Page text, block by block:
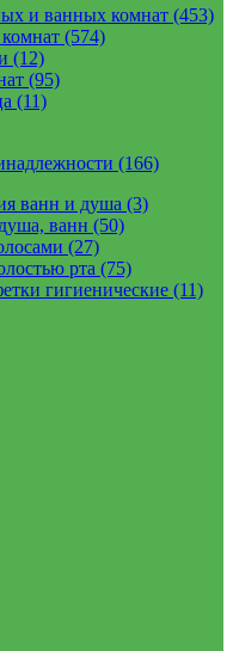
и ванных комнат (453)
(574)
(12)
(95)
(11)
(166)
ванн и душа (3)
ванн (50)
(27)
рта (75)
гигиенические (11)